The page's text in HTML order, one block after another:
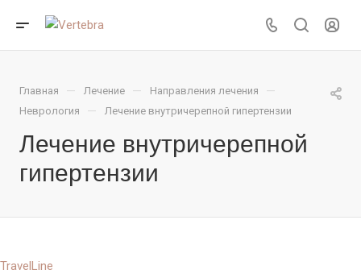
Главная — Лечение — Направления лечения —
Неврология — Лечение внутричерепной гипертензии
Лечение внутричерепной
гипертензии
TravelLine